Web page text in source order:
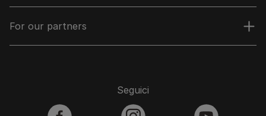
For our partners
Seguici